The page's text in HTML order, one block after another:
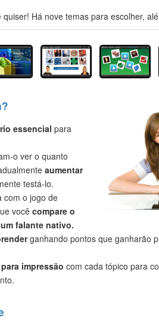
Há nove temas para escolher,
essencial para
o ver o quanto
aumentar
testá-lo.
com o jogo de
vocêcompare o
falante nativo.
ganhando pontos que ganharão
impressão com cada tópico para